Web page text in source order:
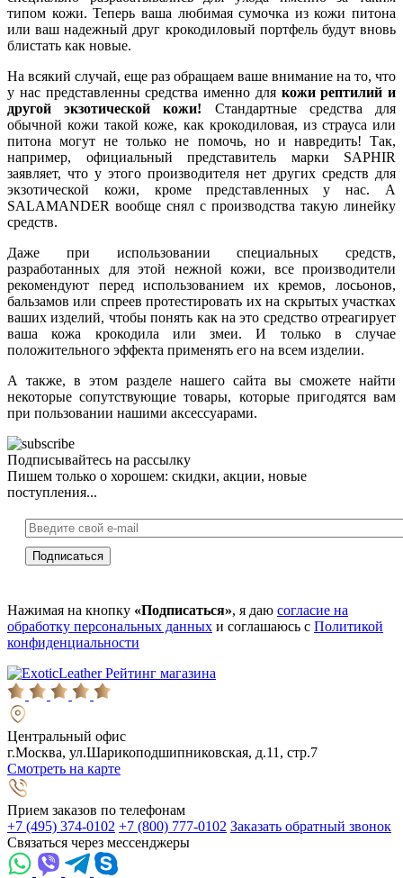
типом кожи. Теперь ваша любимая сумочка из кожи питона
или ваш надежный друг крокодиловый портфель будут вновь
блистать как новые.
На всякий случай, еще раз обращаем ваше внимание на то, что
у нас представленны средства именно для кожи рептилий и
другой экзотической кожи! Стандартные средства для
обычной кожи такой коже, как крокодиловая, из страуса или
питона могут не только не помочь, но и навредить! Так,
например, официальный представитель марки SAPHIR
заявляет, что у этого производителя нет других средств для
экзотической кожи, кроме представленных у нас. А
SALAMANDER вообще снял с производства такую линейку
средств.
Даже при использовании специальных средств,
разработанных для этой нежной кожи, все производители
рекомендуют перед использованием их кремов, лосьонов,
бальзамов или спреев протестировать их на скрытых участках
ваших изделий, чтобы понять как на это средство отреагирует
ваша кожа крокодила или змеи. И только в случае
положительного эффекта применять его на всем изделии.
А также, в этом разделе нашего сайта вы сможете найти
некоторые сопутствующие товары, которые пригодятся вам
при пользовании нашими аксессуарами.
Подписывайтесь на рассылку
Пишем только о хорошем: скидки, акции, новые
поступления...
Нажимая на кнопку «Подписаться», я даю согласие на
обработку персональных данных и соглашаюсь с Политикой
конфиденциальности
Рейтинг магазина
Центральный офис
г.Москва, ул.Шарикоподшипниковская, д.11, стр.7
Смотреть на карте
Прием заказов по телефонам
+7 (495) 374-0102 +7 (800) 777-0102 Заказать обратный звонок
Связаться через мессенджеры